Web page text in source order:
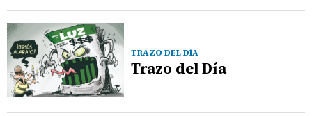
TRAZO DEL DÍA
Trazo del Día